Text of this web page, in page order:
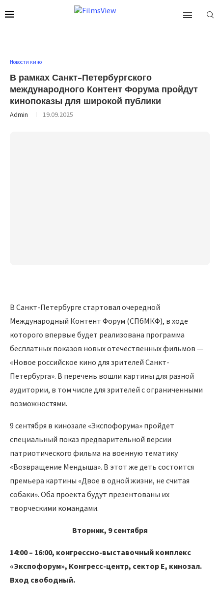
Новости кино
В рамках Санкт-Петербургского
международного Контент Форума пройдут
кинопоказы для широкой публики
Admin 19.09.2025
В Санкт-Петербурге стартовал очередной
Международный Контент Форум (СПбМКФ), в ходе
которого впервые будет реализована программа
бесплатных показов новых отечественных фильмов —
«Новое российское кино для зрителей Санкт-
Петербурга». В перечень вошли картины для разной
аудитории, в том числе для зрителей с ограниченными
возможностями.
9 сентября в кинозале «Экспофорума» пройдет
специальный показ предварительной версии
патриотического фильма на военную тематику
«Возвращение Мендыша». В этот же деть состоится
премьера картины «Двое в одной жизни, не считая
собаки». Оба проекта будут презентованы их
творческими командами.
Вторник, 9 сентября
14:00 – 16:00, конгрессно-выставочный комплекс
«Экспофорум», Конгресс-центр, сектор Е, кинозал.
Вход свободный.